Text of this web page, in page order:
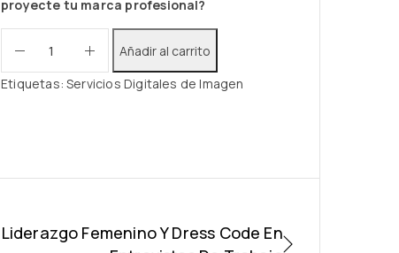
proyecte tu marca profesional?
Añadir al carrito
Etiquetas:Servicios Digitales de Imagen
Liderazgo Femenino Y Dress Code En